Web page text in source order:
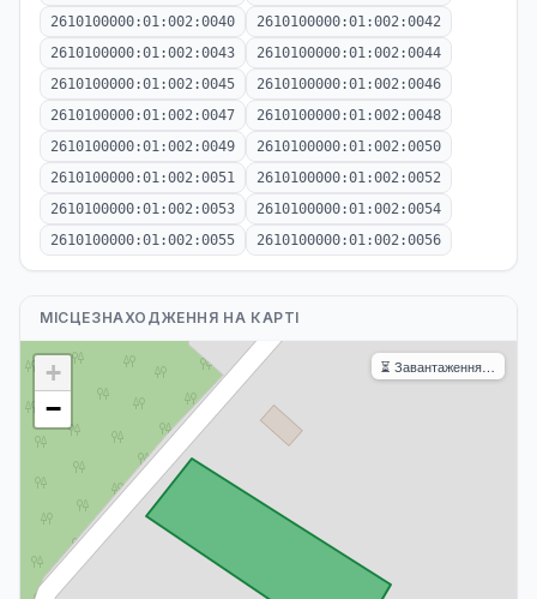
2610100000:01:002:0040
2610100000:01:002:0042
2610100000:01:002:0043
2610100000:01:002:0044
2610100000:01:002:0045
2610100000:01:002:0046
2610100000:01:002:0047
2610100000:01:002:0048
2610100000:01:002:0049
2610100000:01:002:0050
2610100000:01:002:0051
2610100000:01:002:0052
2610100000:01:002:0053
2610100000:01:002:0054
2610100000:01:002:0055
2610100000:01:002:0056
МІСЦЕЗНАХОДЖЕННЯ НА КАРТІ
+
−
⏳ Завантаження…